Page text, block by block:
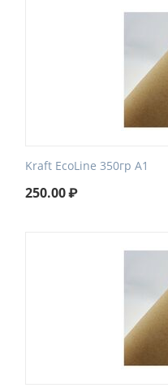
Kraft EcoLine 350гр А1
250.00₽